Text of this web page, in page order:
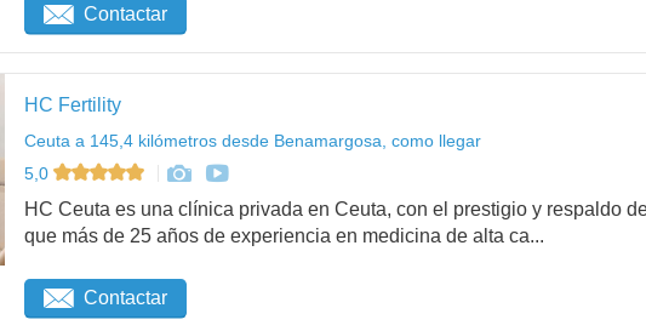
Contactar
HC Fertility
Ceuta a 145,4 kilómetros desde Benamargosa, como llegar
5,0
HC Ceuta es una clínica privada en Ceuta, con el prestigio y respaldo
que más de 25 años de experiencia en medicina de alta ca...
Contactar